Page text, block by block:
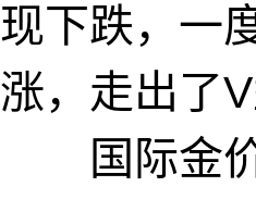
现下跌，一
涨，走出了V
国际金价